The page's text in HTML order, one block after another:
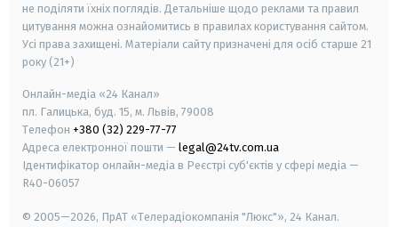
не поділяти їхніх поглядів. Детальніше щодо реклами та правил
цитування можна ознайомитись в правилах користування сайтом.
Усі права захищені. Матеріали сайту призначені для осіб старше 21
року (21+)
Онлайн-медіа «24 Канал»
пл. Галицька, буд. 15, м. Львів, 79008
Телефон +380 (32) 229-77-77
Адреса електронної пошти — legal@24tv.com.ua
Ідентифікатор онлайн-медіа в Реєстрі суб'єктів у сфері медіа —
R40-06057
© 2005—2026, ПрАТ «Телерадіокомпанія "Люкс"», 24 Канал.